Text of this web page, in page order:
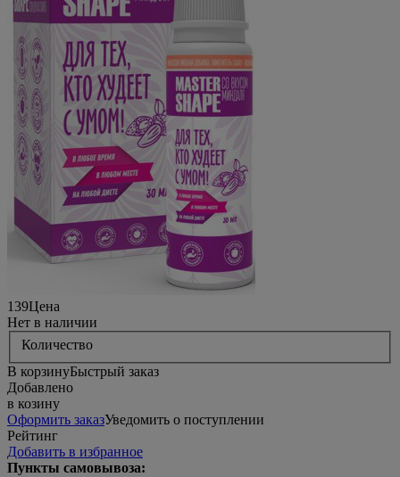
139Цена
Нет в наличии
Количество
В корзинуБыстрый заказ
Добавлено
в козину
Оформить заказУведомить о поступлении
Рейтинг
Добавить в избранное
Пункты самовывоза: